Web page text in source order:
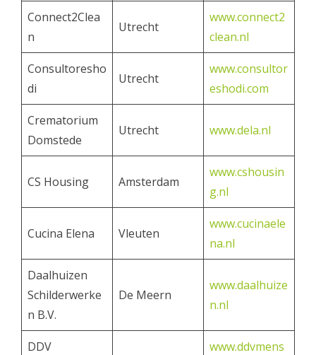
Connect2Clea
n
Utrecht
www.connect2
clean.nl
Consultoresho
di
Utrecht
www.consultor
eshodi.com
Crematorium
Domstede
Utrecht www.dela.nl
CS Housing Amsterdam
www.cshousin
g.nl
Cucina Elena Vleuten
www.cucinaele
na.nl
Daalhuizen
Schilderwerke
n B.V.
De Meern
www.daalhuize
n.nl
DDV
www.ddvmens